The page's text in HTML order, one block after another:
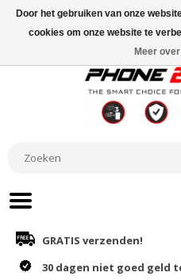
GRATIS verzenden!
30 dagen niet goed geld
Door het gebruiken van onze
cookies om onze website te
Meer